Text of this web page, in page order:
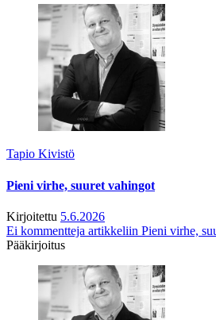
Tapio Kivistö
Pieni virhe, suuret vahingot
Kirjoitettu 5.6.2026
Ei kommentteja artikkeliin Pieni virhe,
Pääkirjoitus